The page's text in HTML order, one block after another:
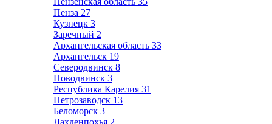
Пенза 27
Кузнецк 3
Заречный 2
Архангельская область 33
Архангельск 19
Северодвинск 8
Новодвинск 3
Республика Карелия 31
Петрозаводск 13
Беломорск 3
Лахденпохья 2